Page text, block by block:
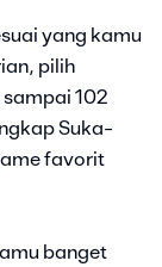
yang kamu
pilih
sampai 102
Suka-
favorit
banget